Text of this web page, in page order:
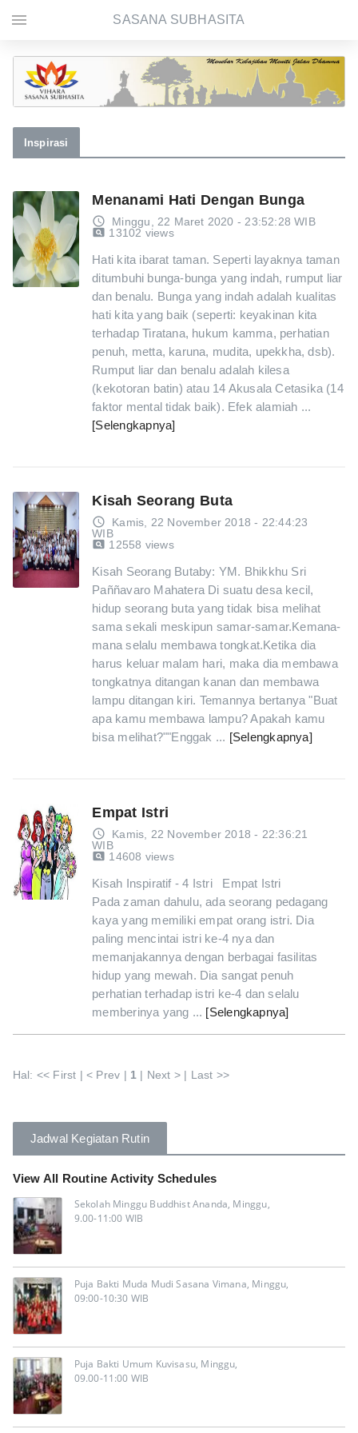
Inspirasi
Menanami Hati Dengan Bunga
access_time Minggu, 22 Maret 2020 - 23:52:28 WIB
pageview 13102 views
Hati kita ibarat taman. Seperti layaknya taman
ditumbuhi bunga-bunga yang indah, rumput liar
dan benalu. Bunga yang indah adalah kualitas
hati kita yang baik (seperti: keyakinan kita
terhadap Tiratana, hukum kamma, perhatian
penuh, metta, karuna, mudita, upekkha, dsb).
Rumput liar dan benalu adalah kilesa
(kekotoran batin) atau 14 Akusala Cetasika (14
faktor mental tidak baik). Efek alamiah ...
[Selengkapnya]
Kisah Seorang Buta
access_time
Kamis, 22 November 2018 - 22:44:23
WIB
pageview 12558 views
Kisah Seorang Butaby: YM. Bhikkhu Sri
Paññavaro Mahatera Di suatu desa kecil,
hidup seorang buta yang tidak bisa melihat
sama sekali meskipun samar-samar.Kemana-
mana selalu membawa tongkat.Ketika dia
harus keluar malam hari, maka dia membawa
tongkatnya ditangan kanan dan membawa
lampu ditangan kiri. Temannya bertanya "Buat
apa kamu membawa lampu? Apakah kamu
bisa melihat?""Enggak ... [Selengkapnya]
Empat Istri
access_time
Kamis, 22 November 2018 - 22:36:21
WIB
pageview 14608 views
Kisah Inspiratif - 4 Istri Empat Istri
Pada zaman dahulu, ada seorang pedagang
kaya yang memiliki empat orang istri. Dia
paling mencintai istri ke-4 nya dan
memanjakannya dengan berbagai fasilitas
hidup yang mewah. Dia sangat penuh
perhatian terhadap istri ke-4 dan selalu
memberinya yang ... [Selengkapnya]
Hal: << First | < Prev | 1 | Next > | Last >>
Jadwal Kegiatan Rutin
View All Routine Activity Schedules
Sekolah Minggu Buddhist Ananda, Minggu,
9.00-11:00 WIB
Puja Bakti Muda Mudi Sasana Vimana, Minggu,
09:00-10:30 WIB
Puja Bakti Umum Kuvisasu, Minggu,
09.00-11:00 WIB
menu SASANA SUBHASITA